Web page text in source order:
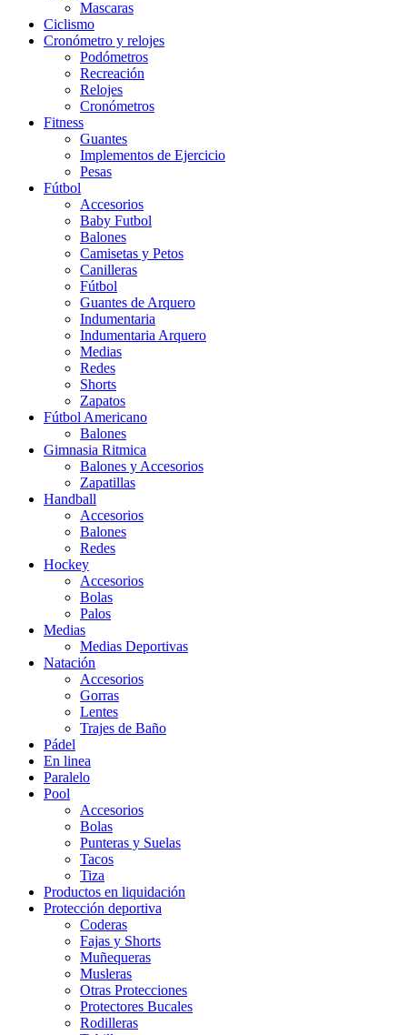
Mascaras
Ciclismo
Cronómetro y relojes
Podómetros
Recreación
Relojes
Cronómetros
Fitness
Guantes
Implementos de Ejercicio
Pesas
Fútbol
Accesorios
Baby Futbol
Balones
Camisetas y Petos
Canilleras
Fútbol
Guantes de Arquero
Indumentaria
Indumentaria Arquero
Medias
Redes
Shorts
Zapatos
Fútbol Americano
Balones
Gimnasia Ritmica
Balones y Accesorios
Zapatillas
Handball
Accesorios
Balones
Redes
Hockey
Accesorios
Bolas
Palos
Medias
Medias Deportivas
Natación
Accesorios
Gorras
Lentes
Trajes de Baño
Pádel
En linea
Paralelo
Pool
Accesorios
Bolas
Punteras y Suelas
Tacos
Tiza
Productos en liquidación
Protección deportiva
Coderas
Fajas y Shorts
Muñequeras
Musleras
Otras Protecciones
Protectores Bucales
Rodilleras